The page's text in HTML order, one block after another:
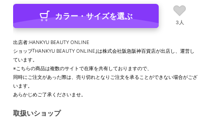
カラー・サイズを選ぶ
3人
出店者:HANKYU BEAUTY ONLINE
ショップ｢HANKYU BEAUTY ONLINE｣は株式会社阪急阪神百貨店が出店し、運営し
ています。
※こちらの商品は複数のサイトで在庫を共有しておりますので、
同時にご注文があった際は、売り切れとなりご注文を承ることができない場合がござ
います。
あらかじめご了承くださいませ。
取扱いショップ